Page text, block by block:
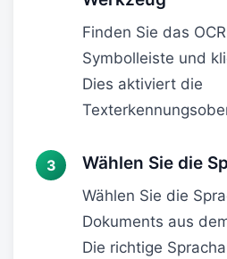
Finden Sie das
Symbolleiste und
Dies aktiviert die
Wählen Sie die
Wählen Sie die
Dokuments aus
Die richtige